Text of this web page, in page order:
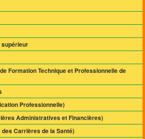
supérieur
Formation Technique et Professionnelle de
Professionnelle)
Administratives et Financières)
Carrières de la Santé)